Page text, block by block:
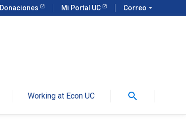
Donaciones Mi Portal UC Correo arrow_drop_down
Working at Econ UC search